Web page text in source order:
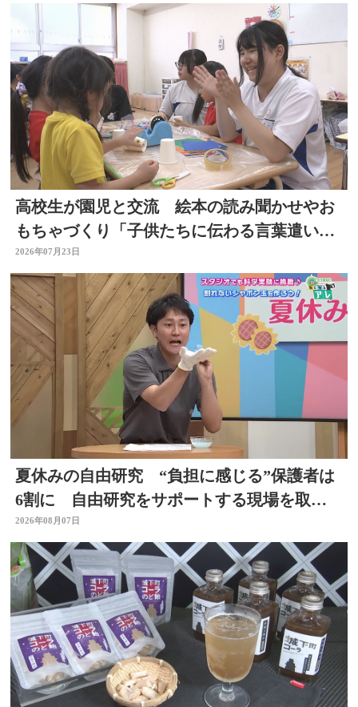
高校生が園児と交流 絵本の読み聞かせやお
もちゃづくり「子供たちに伝わる言葉遣いが
大切と思った」大分
2026年07月23日
夏休みの自由研究 “負担に感じる”保護者は
6割に 自由研究をサポートする現場を取
材 スタジオで「割れないシャボン玉」づく
りも
2026年08月07日